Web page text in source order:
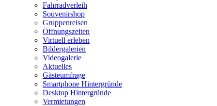
Fahrradverleih
Souvenirshop
Gruppenreisen
Öffnungszeiten
Virtuell erleben
Bildergalerien
Videogalerie
Aktuelles
Gästeumfrage
Smartphone Hintergründe
Desktop Hintergründe
Vermietungen